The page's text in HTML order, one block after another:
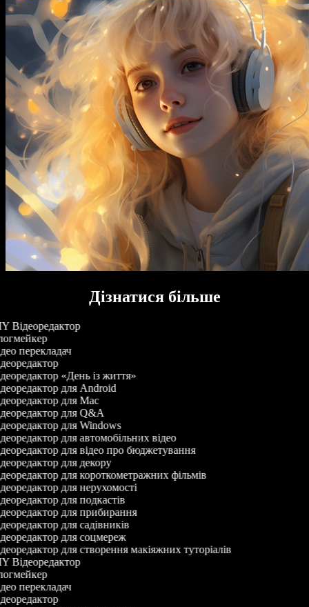
Дізнатися більше
Відеоредактор
перекладач
«День із життя»
для Android
для Mac
для Q&A
для Windows
для автомобільних відео
для відео про бюджетування
для декору
для короткометражних фільмів
для нерухомості
для подкастів
для прибирання
для садівників
для соцмереж
для створення макіяжних туторіалів
Відеоредактор
перекладач